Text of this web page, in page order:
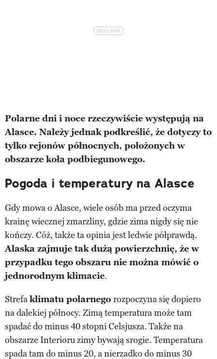
Polarne dni i noce rzeczywiście występują na
Alasce. Należy jednak podkreślić, że dotyczy to
tylko rejonów północnych, położonych w
obszarze koła podbiegunowego.
Pogoda i temperatury na Alasce
Gdy mowa o Alasce, wiele osób ma przed oczyma
krainę wiecznej zmarzliny, gdzie zima nigdy się nie
kończy. Cóż, także ta opinia jest ledwie półprawdą.
Alaska zajmuje tak dużą powierzchnię, że w
przypadku tego obszaru nie można mówić o
jednorodnym klimacie.
Strefaklimatu polarnego rozpoczyna się dopiero
na dalekiej północy. Zimą temperatura może tam
spadać do minus 40 stopni Celsjusza. Także na
obszarze Interioru zimy bywają srogie. Temperatura
spada tam do minus 20, a nierzadko do minus 30